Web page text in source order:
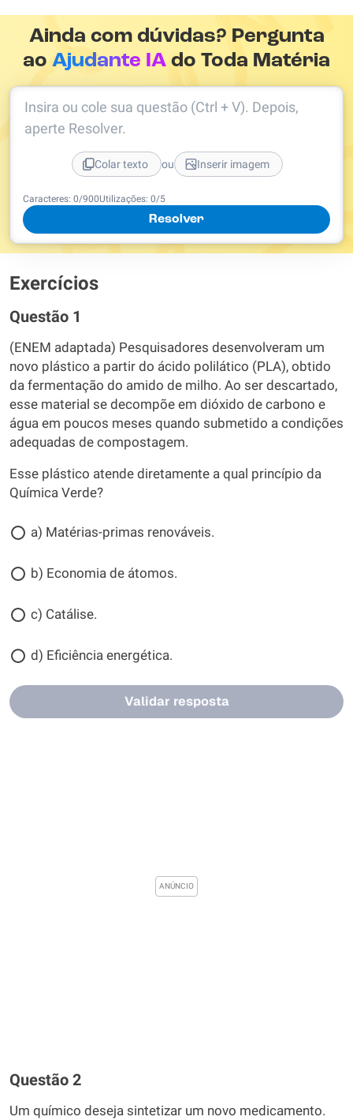
Ainda com dúvidas? Pergunta
aoAjudante IA do Toda Matéria
Caracteres: 0/900Utilizações: 0/5
Resolver
Insira ou cole sua questão (Ctrl + V). Depois,
aperte Resolver.
Colar texto ou Inserir imagem
Exercícios
Questão 1
(ENEM adaptada) Pesquisadores desenvolveram um
novo plástico a partir do ácido polilático (PLA), obtido
da fermentação do amido de milho. Ao ser descartado,
esse material se decompõe em dióxido de carbono e
água em poucos meses quando submetido a condições
adequadas de compostagem.
Esse plástico atende diretamente a qual princípio da
Química Verde?
a) Matérias-primas renováveis.
b) Economia de átomos.
c) Catálise.
d) Eficiência energética.
Validar resposta
Questão 2
Um químico deseja sintetizar um novo medicamento.